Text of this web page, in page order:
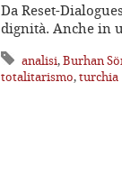
Da Reset-
dignità. Anche in
analisi,Burhan
totalitarismo,turchia